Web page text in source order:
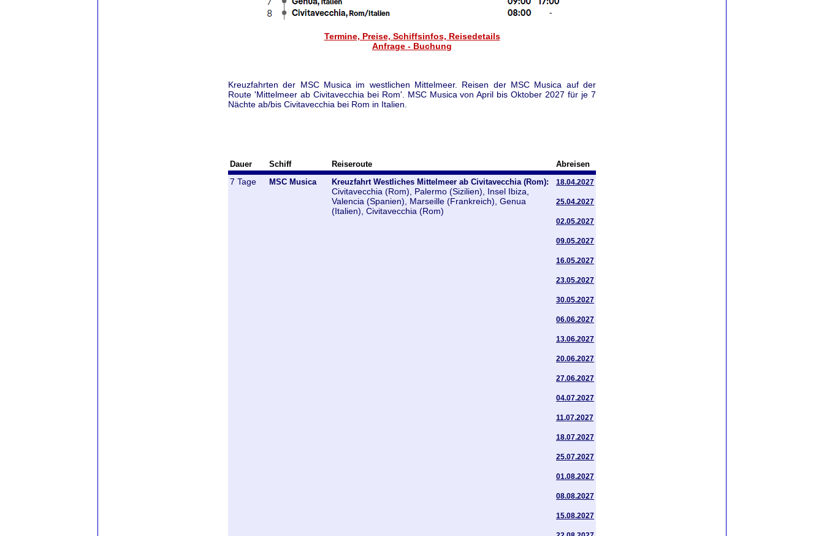
Termine, Preise, Schiffsinfos, Reisedetails
Anfrage - Buchung
Kreuzfahrten der MSC Musica im westlichen Mittelmeer. Reisen der MSC Musica auf der
Route 'Mittelmeer ab Civitavecchia bei Rom'. MSC Musica von April bis Oktober 2027 für je 7
Nächte ab/bis Civitavecchia bei Rom in Italien.
Dauer Schiff Reiseroute Abreisen
7 Tage MSC Musica Kreuzfahrt Westliches Mittelmeer ab Civitavecchia (Rom):
Civitavecchia (Rom), Palermo (Sizilien), Insel Ibiza,
Valencia (Spanien), Marseille (Frankreich), Genua
(Italien), Civitavecchia (Rom)
18.04.2027
25.04.2027
02.05.2027
09.05.2027
16.05.2027
23.05.2027
30.05.2027
06.06.2027
13.06.2027
20.06.2027
27.06.2027
04.07.2027
11.07.2027
18.07.2027
25.07.2027
01.08.2027
08.08.2027
15.08.2027